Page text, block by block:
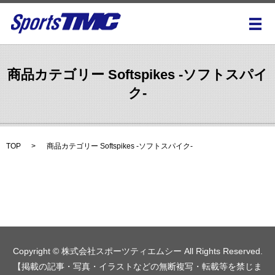
メ
商品カテゴリー Softspikes -ソフトスパイ
ク-
TOP 商品カテゴリー Softspikes -ソフトスパイク-
Copyright © 株式会社スポーツティエムシー All Rights Reserved.
【掲載の記事・写真・イラストなどの無断複写・転載等を禁じま